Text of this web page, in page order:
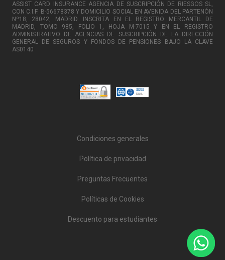
ASSIST CARD INSURANCE AGENCIA DE SUSCRIPCIÓN DE RIESGOS SL,
CON C.I.F. B-56678378 Y DOMICILIO SOCIAL EN AVENIDA DEL PARTENÓN
Nº18, 28042, MADRID. INSCRITA EN EL REGISTRO MERCANTIL DE
MADRID, TOMO 985, FOLIO 1, HOJA M-7015 Y EN EL REGISTRO
ADMINISTRATIVO DE AGENCIAS DE SUSCRIPCIÓN DE LA DIRECCIÓN
GENERAL DE SEGUROS Y FONDOS DE PENSIONES BAJO LA CLAVE
AS0140
Condiciones generales
Política de privacidad
Preguntas Frecuentes
Políticas de Cookies
Descuento para estudiantes